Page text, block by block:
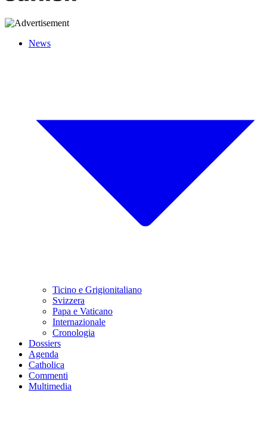
News
Ticino e Grigionitaliano
Svizzera
Papa e Vaticano
Internazionale
Cronologia
Dossiers
Agenda
Catholica
Commenti
Multimedia